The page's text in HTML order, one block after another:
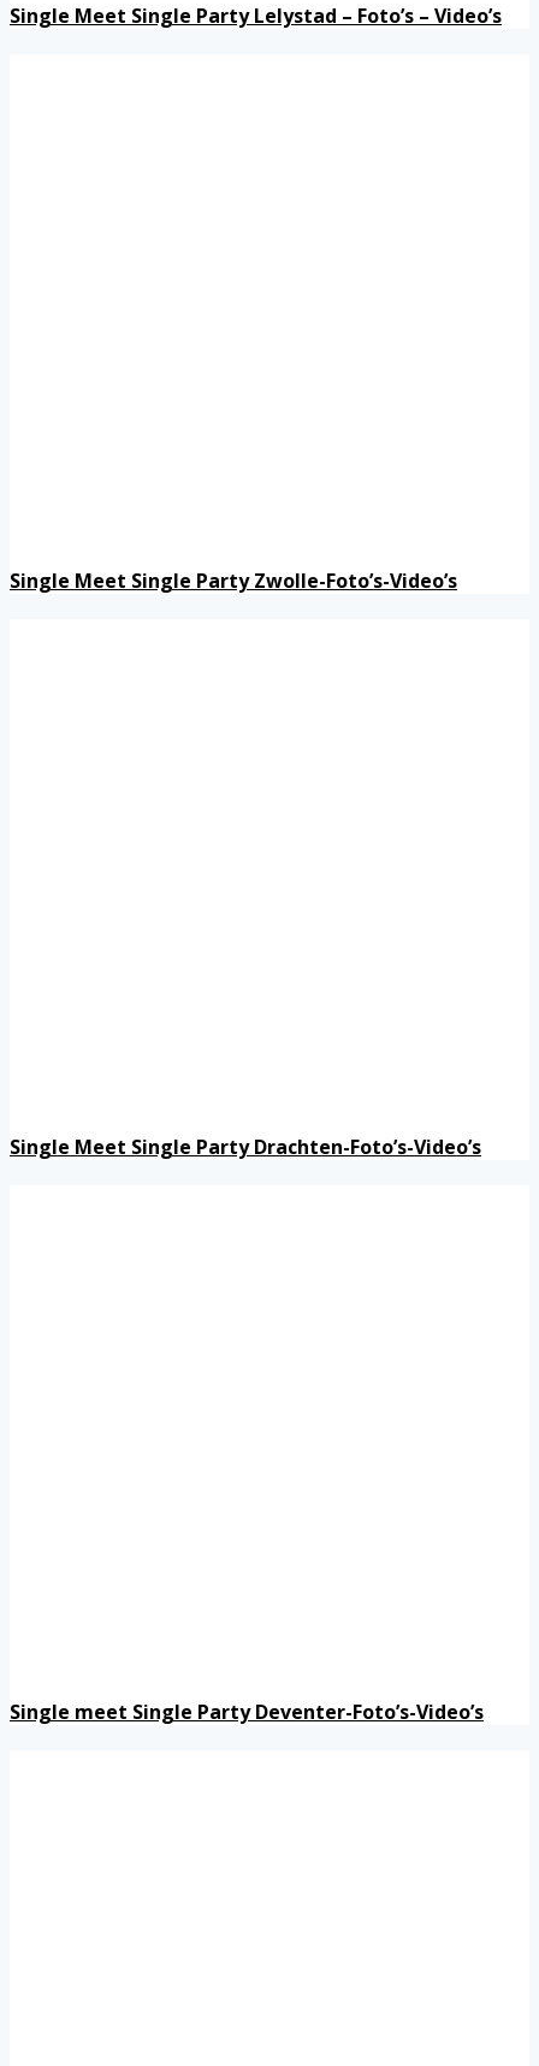
Single Meet Single Party Lelystad – Foto’s – Video’s
Single Meet Single Party Zwolle-Foto’s-Video’s
Single Meet Single Party Drachten-Foto’s-Video’s
Single meet Single Party Deventer-Foto’s-Video’s